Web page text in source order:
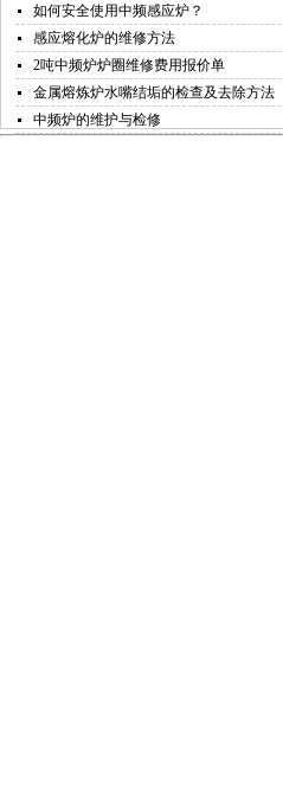
如何安全使用中频感应炉？
感应熔化炉的维修方法
2吨中频炉炉圈维修费用报价单
金属熔炼炉水嘴结垢的检查及去除方法
中频炉的维护与检修